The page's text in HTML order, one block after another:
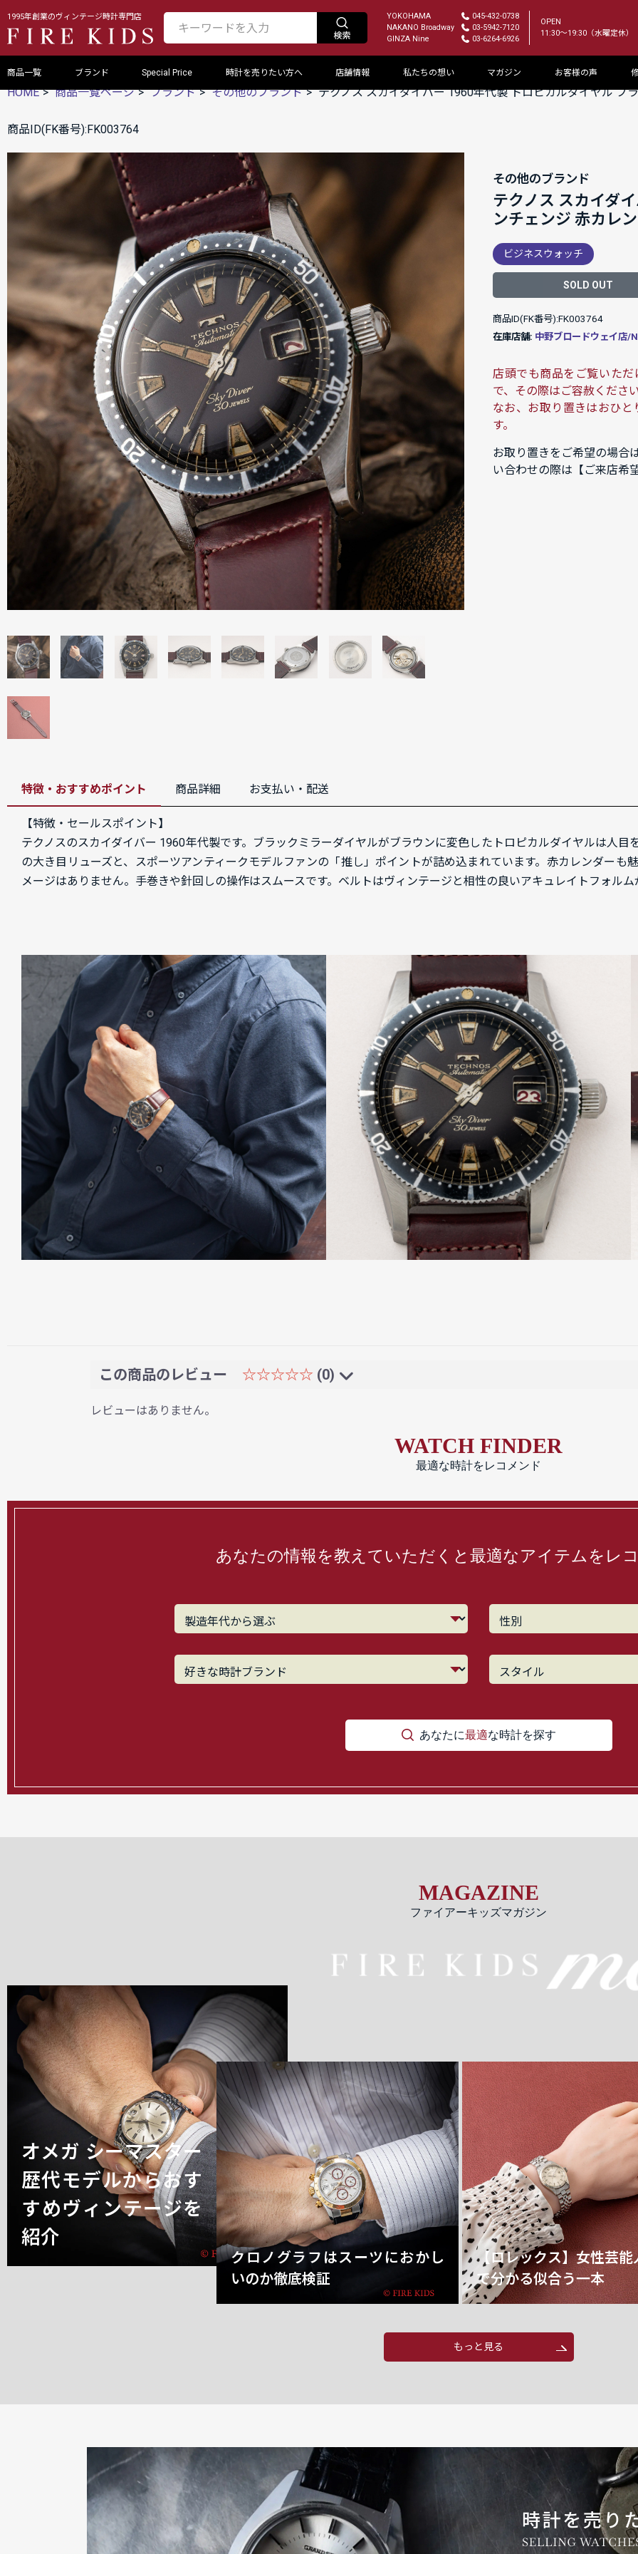
1995年創業のヴィンテージ時計専門店 YOKOHAMA
045-432-0738
NAKANO Broadway
03-5942-7120
GINZA Nine
03-6264-6926
OPEN
11:30～19:30（水曜定休）
商品一覧 ブランド Special Price 時計を売りたい方へ 店舗情報 私たちの想い マガジン お客様の声
HOME 商品一覧ページ ブランド その他のブランド テクノス スカイダイバー 1960年代製 トロピカルダイヤル ブ
商品ID(FK番号):FK003764
その他のブランド
テクノス スカイダ
ンチェンジ 赤カレ
ビジネスウォッチ
SOLD OUT
商品ID(FK番号):FK003764
在庫店舗: 中野ブロードウェイ店/
店頭でも商品をご覧いた
で、その際はご容赦ください
なお、お取り置きはおひ
す。
お取り置きをご希望の場合
い合わせの際は【ご来店希
特徴・おすすめポイント 商品詳細 お支払い・配送
【特徴・セールスポイント】
テクノスのスカイダイバー 1960年代製です。ブラックミラーダイヤルがブラウンに変色したトロピカルダイヤルは人
の大き目リューズと、スポーツアンティークモデルファンの「推し」ポイントが詰め込まれています。赤カレンダーも
メージはありません。手巻きや針回しの操作はスムースです。ベルトはヴィンテージと相性の良いアキュレイトフォルム
この商品のレビュー ☆☆☆☆☆ (0)
レビューはありません。
WATCH FINDER
最適な時計をレコメンド
あなたの情報を教えていただくと最適なアイテムをレ
あなたに最適な時計を探す
MAGAZINE
ファイアーキッズマガジン
オメガ シーマスター
歴代モデルからおす
すめヴィンテージを
紹介
クロノグラフはスーツにおかし
いのか徹底検証
【ロレックス】女性芸能
で分かる似合う一本
もっと見る